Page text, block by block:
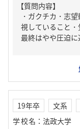
【質問内容】
・ガクチカ・志
視していること・
最終はやや圧迫に
19年卒 文系
学校名 ： 法政大学